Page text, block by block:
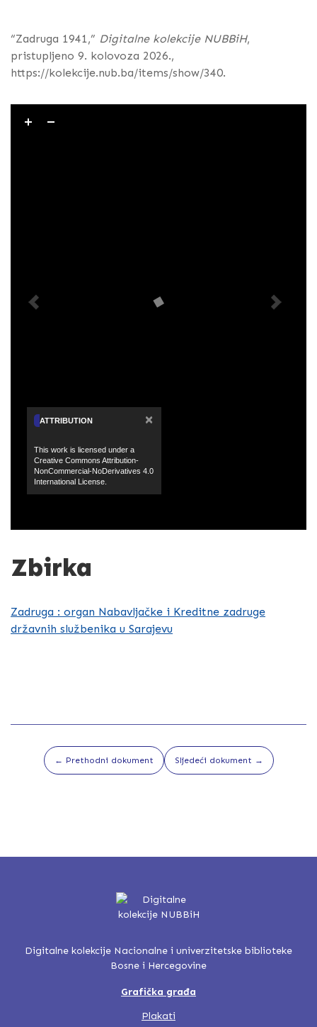
Zbirka
Zadruga : organ Nabavljačke i Kreditne zadruge
državnih službenika u Sarajevu
“Zadruga 1941,” Digitalne kolekcije NUBBiH,
pristupljeno 9. kolovoza 2026.,
https://kolekcije.nub.ba/items/show/340.
ATTRIBUTION ×
This work is licensed under a
Creative Commons Attribution-
NonCommercial-NoDerivatives 4.0
International License.
← Prethodni dokument Sljedeći dokument →
Digitalne kolekcije Nacionalne i univerzitetske biblioteke
Bosne i Hercegovine
Grafička građa
Plakati